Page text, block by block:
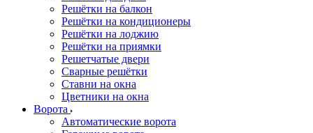
Решётки на балкон
Решётки на кондиционеры
Решётки на лоджию
Решётки на приямки
Решетчатые двери
Сварные решётки
Ставни на окна
Цветники на окна
Ворота
Автоматические ворота